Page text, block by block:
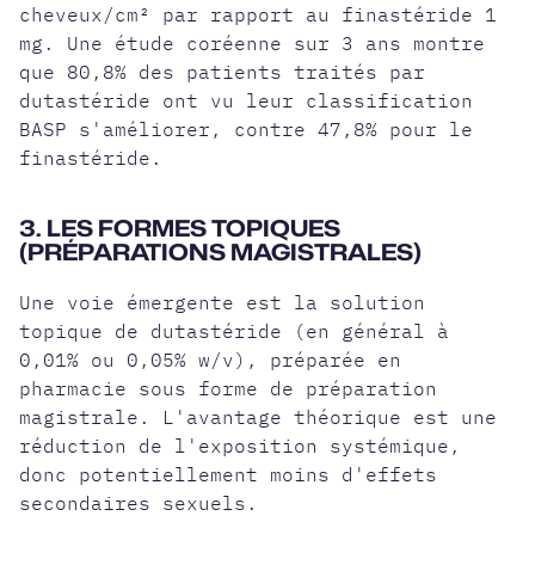
cheveux/cm² par rapport au finastéride 1
mg. Une étude coréenne sur 3 ans montre
que 80,8% des patients traités par
dutastéride ont vu leur classification
BASP s'améliorer, contre 47,8% pour le
finastéride.
3. LES FORMES TOPIQUES
(PRÉPARATIONS MAGISTRALES)
Une voie émergente est la solution
topique de dutastéride (en général à
0,01% ou 0,05% w/v), préparée en
pharmacie sous forme de préparation
magistrale. L'avantage théorique est une
réduction de l'exposition systémique,
donc potentiellement moins d' effets
secondaires sexuels.